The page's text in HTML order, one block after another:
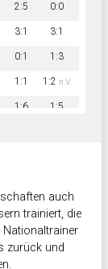
2:5 0:0
3:1 3:1
0:1 1:3
1:1 1:2 n.V.
1:6 1:5
auch
trainiert, die
Nationaltrainer
zurück und